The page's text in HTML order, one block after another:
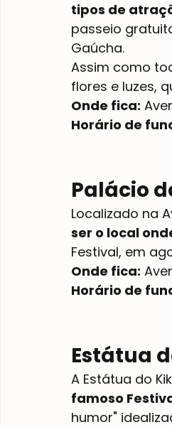
tipos de
passeio
Gaúcha.
Assim como
flores e luzes,
Onde fica:
Horário de
Palácio
Localizado na
ser o local
Festival, em
Onde fica:
Horário de
Estátua
A Estátua do
famoso
humor"